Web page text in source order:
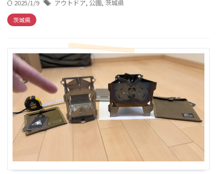
2025/1/9 アウトドア, 公園, 茨城県
茨城県